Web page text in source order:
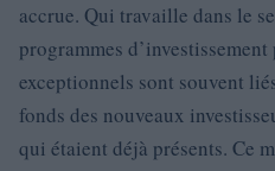
accrue. Qui travaille dans le
programmes
exceptionnels sont souvent
fonds des nouveaux
qui étaient déjà présents. Ce